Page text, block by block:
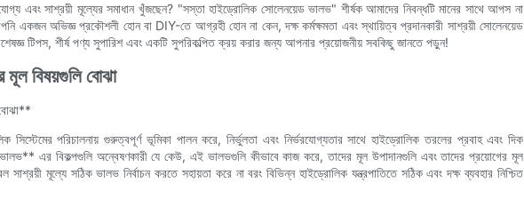
এবং সাশ্রয়ী মূল্যের সমাধান খুঁজছেন? "সস্তা হাইড্রোলিক সোলেনয়েড ভালভ" শীর্ষক আমাদের নিবন্ধটি মানের সাথে আপস না
একজন অভিজ্ঞ প্রকৌশলী হোন বা DIY-তে আগ্রহী হোন না কেন, দক্ষ কর্মক্ষমতা এবং স্থায়িত্ব প্রদানকারী সাশ্রয়ী সোলেনয়েড
টিপস, শীর্ষ পণ্য সুপারিশ এবং একটি সুপরিকল্পিত ক্রয় করার জন্য আপনার প্রয়োজনীয় সবকিছু জানতে পড়ুন!
বিষয়গুলি বোঝা
পরিচালনায় গুরুত্বপূর্ণ ভূমিকা পালন করে, নির্ভুলতা এবং নির্ভরযোগ্যতার সাথে হাইড্রোলিক তরলের প্রবাহ এবং দিক
এর বিকল্পগুলি অন্বেষণকারী যে কেউ, এই ভালভগুলি কীভাবে কাজ করে, তাদের মূল উপাদানগুলি এবং তাদের প্রয়োগের মূল
মূল্যে সঠিক ভালভ নির্বাচন করতে সহায়তা করে না বরং বিভিন্ন হাইড্রোলিক যন্ত্রপাতিতে সঠিক এবং দক্ষ ব্যবহার নিশ্চিত